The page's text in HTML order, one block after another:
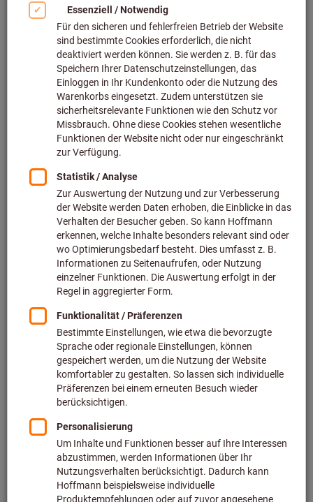
Filtern & Sortieren
3000Produkte gefunden
Produkte
Spiralbohrer HSS N TiN
Art.-Nr.: 114360
Lieferbar
109 Varianten
2,00 €
zzgl. MwSt.zzgl. Versandkosten
HOLEX Pro Steel VHM-Bohrer
zylindrischer Schaft DIN 6535 HA
TiAlN
Art.-Nr.: 122776
Lieferbar
199 Varianten
56,52 €